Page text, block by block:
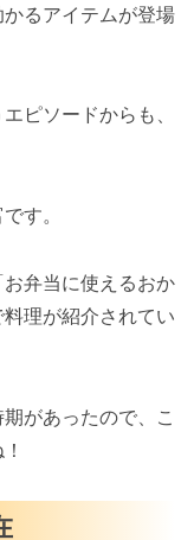
るアイテムが登場
ピソードからも、
す。
お弁当に使えるおか
理が紹介されてい
があったので、こ